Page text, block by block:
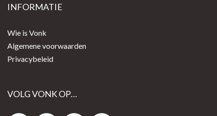
INFORMATIE
Wie is Vonk
Algemene voorwaarden
Privacybeleid
VOLG VONK OP…